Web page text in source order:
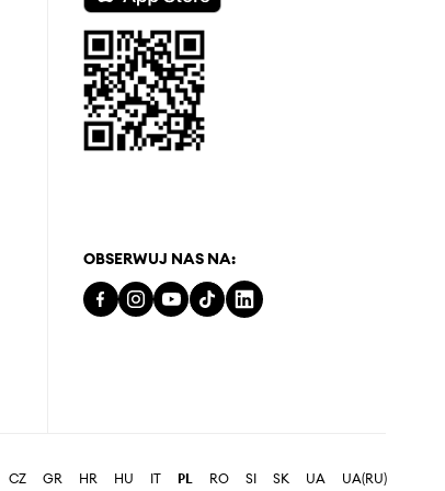
OBSERWUJ NAS NA:
CZ GR HR HU IT PL RO SI SK UA UA(RU)